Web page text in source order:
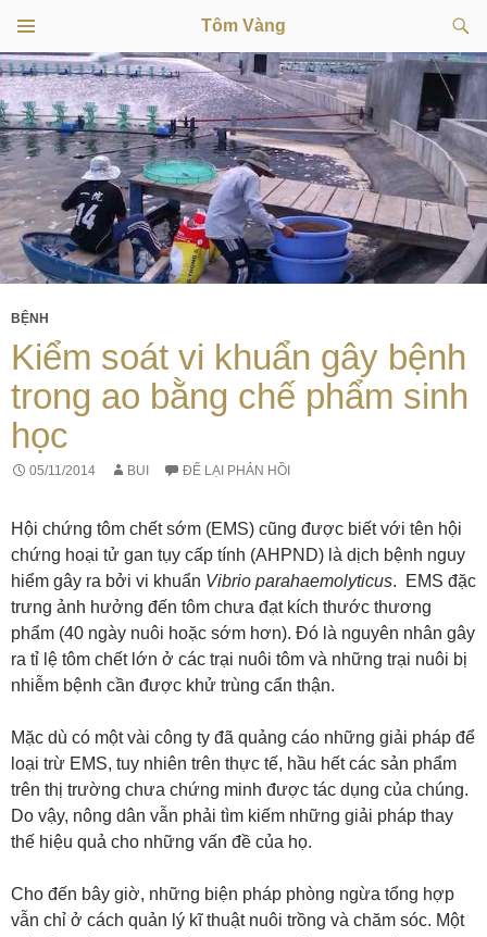
Tôm Vàng
kiếm
TRÌNH
ĐƠN
CƠ SỞ
CHUYỂN
ĐẾN
NỘI
DUNG
BỆNH
Kiểm soát vi khuẩn gây bệnh
trong ao bằng chế phẩm sinh
học
05/11/2014 BUI ĐỂ LẠI PHẢN HỒI
Hội chứng tôm chết sớm (EMS) cũng được biết với tên hội
chứng hoại tử gan tụy cấp tính (AHPND) là dịch bệnh nguy
hiểm gây ra bởi vi khuẩn Vibrio parahaemolyticus. EMS đặc
trưng ảnh hưởng đến tôm chưa đạt kích thước thương
phẩm (40 ngày nuôi hoặc sớm hơn). Đó là nguyên nhân gây
ra tỉ lệ tôm chết lớn ở các trại nuôi tôm và những trại nuôi bị
nhiễm bệnh cần được khử trùng cẩn thận.
Mặc dù có một vài công ty đã quảng cáo những giải pháp để
loại trừ EMS, tuy nhiên trên thực tế, hầu hết các sản phẩm
trên thị trường chưa chứng minh được tác dụng của chúng.
Do vậy, nông dân vẫn phải tìm kiếm những giải pháp thay
thế hiệu quả cho những vấn đề của họ.
Cho đến bây giờ, những biện pháp phòng ngừa tổng hợp
vẫn chỉ ở cách quản lý kĩ thuật nuôi trồng và chăm sóc. Một